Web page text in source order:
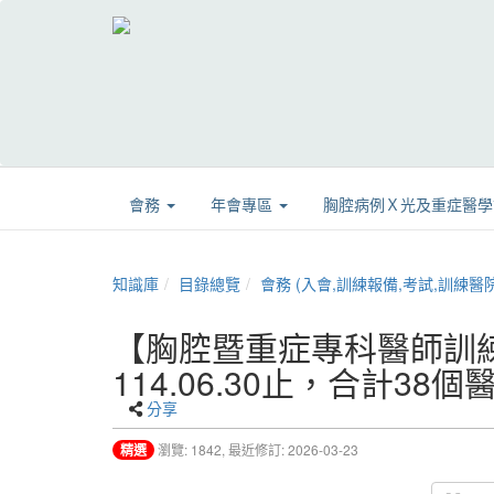
會務 年會專區 胸腔病例Ｘ光及重症醫
知識庫 目錄總覽 會務 (入會,訓練報備,考試,訓練醫院,章程,證書展
【胸腔暨重症專科醫師
114.06.30止，合計38個
分享
精選 瀏覽: 1842, 最近修訂: 2026-03-23